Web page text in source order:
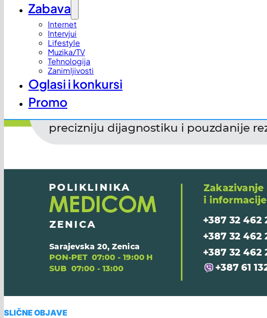
Zabava
Internet
Intervjui
Lifestyle
Muzika/TV
Tehnologija
Zanimljivosti
Oglasi i konkursi
Promo
SLIČNE OBJAVE